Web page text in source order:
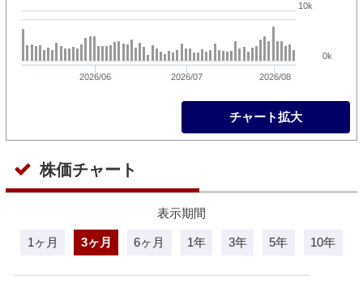
2026/06 2026/07 2026/08
10k
0k
チャート拡大
株価チャート
表示期間
1ヶ月 3ヶ月 6ヶ月 1年 3年 5年 10年